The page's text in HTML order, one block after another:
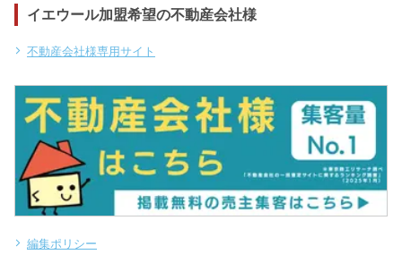
イエウール加盟希望の不動産会社様
不動産会社様専用サイト
編集ポリシー